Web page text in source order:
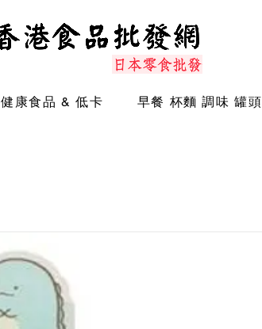
健康食品 & 低卡 早餐 杯麵 調味 罐頭